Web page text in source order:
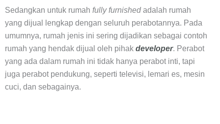
Sedangkan untuk rumah fully furnished adalah rumah
yang dijual lengkap dengan seluruh perabotannya. Pada
umumnya, rumah jenis ini sering dijadikan sebagai contoh
rumah yang hendak dijual oleh pihak developer. Perabot
yang ada dalam rumah ini tidak hanya perabot inti, tapi
juga perabot pendukung, seperti televisi, lemari es, mesin
cuci, dan sebagainya.